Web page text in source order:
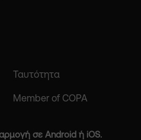
Ταυτότητα
Member of COPA
σε Android ή iOS.